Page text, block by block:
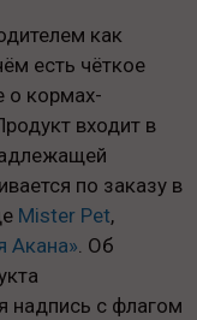
как
есть чёткое
о кормах-
входит в
по заказу в
Mister Pet,
Акана». Об
надпись с флагом